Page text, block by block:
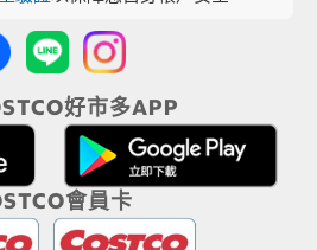
好市多APP
會員卡